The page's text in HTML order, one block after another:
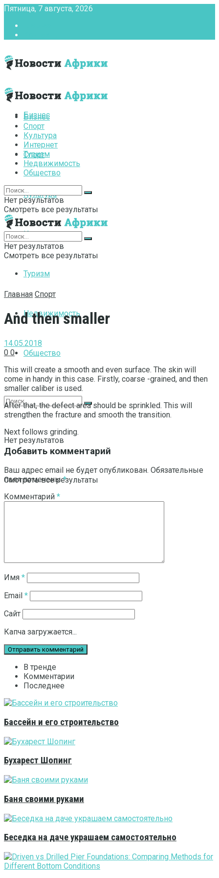
Пятница, 7 августа, 2026
Бизнес
Спорт
Культура
Интернет
Туризм
Недвижимость
Общество
Нет результатов
Смотреть все результаты
Бизнес
Спорт
Культура
Интернет
Туризм
Недвижимость
Общество
Нет результатов
Смотреть все результаты
Нет результатов
Смотреть все результаты
Главная Спорт
And then smaller
14.05.2018
0 0
This will create a smooth and even surface. The skin will
come in handy in this case. Firstly, coarse -grained, and then
smaller caliber is used.
After that, the defect area should be sprinkled. This will
strengthen the fracture and smooth the transition.
Next follows grinding.
Добавить комментарий
Ваш адрес email не будет опубликован. Обязательные
поля помечены*
Комментарий *
Имя *
Email *
Сайт
Капча загружается...
В тренде
Комментарии
Последнее
Бассейн и его строительство
Бухарест Шопинг
Баня своими руками
Беседка на даче украшаем самостоятельно